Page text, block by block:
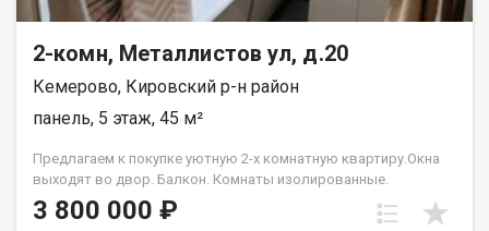
2-комн, Металлистов ул, д.20
Кемерово, Кировский р-н район
панель, 5 этаж, 45 м²
Предлагаем к покупке уютную 2-х комнатную квартиру.Окна
выходят во двор. Балкон. Комнаты изолированные.
Просторная гостинная,уютная спальня. Парковка наземная-
всегда есть место для вашего автомобиля.
3 800 000 ₽